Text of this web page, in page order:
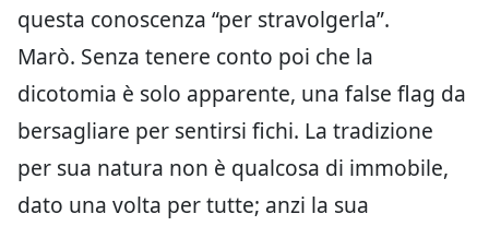
questa conoscenza “per stravolgerla”.
Marò. Senza tenere conto poi che la
dicotomia è solo apparente, una false flag da
bersagliare per sentirsi fichi. La tradizione
per sua natura non è qualcosa di immobile,
dato una volta per tutte; anzi la sua